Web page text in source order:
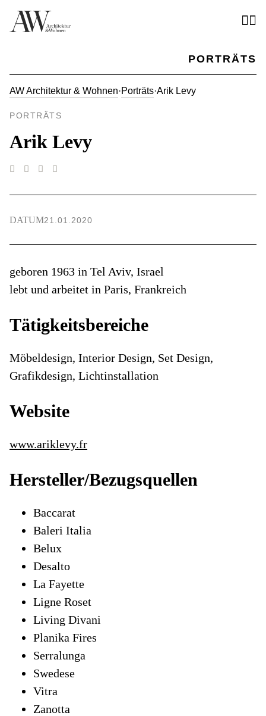
PORTRÄTS
AW Architektur & Wohnen·Porträts·Arik Levy
PORTRÄTS
Arik Levy
DATUM21.01.2020
geboren 1963 in Tel Aviv, Israel
lebt und arbeitet in Paris, Frankreich
Tätigkeitsbereiche
Möbeldesign, Interior Design, Set Design,
Grafikdesign, Lichtinstallation
Website
www.ariklevy.fr
Hersteller/Bezugsquellen
Baccarat
Baleri Italia
Belux
Desalto
La Fayette
Ligne Roset
Living Divani
Planika Fires
Serralunga
Swedese
Vitra
Zanotta